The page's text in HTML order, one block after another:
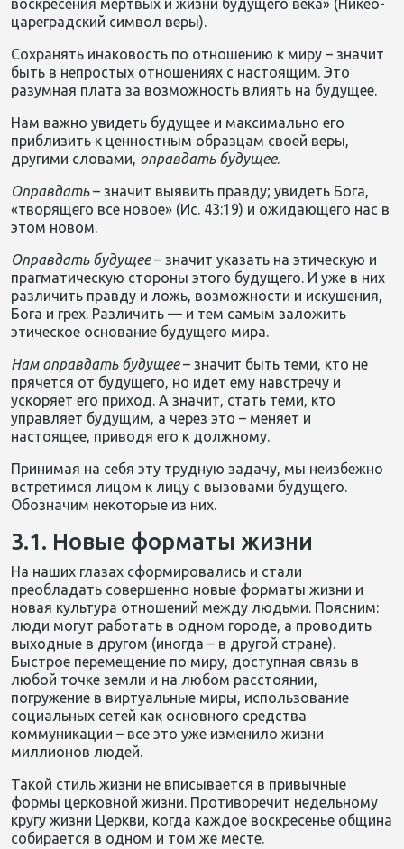
воскресения мертвых и жизни будущего века» (Никео-
цареградский символ веры).
Сохранять инаковость по отношению к миру – значит
быть в непростых отношениях с настоящим. Это
разумная плата за возможность влиять на будущее.
Нам важно увидеть будущее и максимально его
приблизить к ценностным образцам своей веры,
другими словами, оправдать будущее.
Оправдать– значит выявить правду; увидеть Бога,
«творящего все новое» (Ис. 43:19) и ожидающего нас в
этом новом.
Оправдать будущее– значит указать на этическую и
прагматическую стороны этого будущего. И уже в них
различить правду и ложь, возможности и искушения,
Бога и грех. Различить — и тем самым заложить
этическое основание будущего мира.
Нам оправдать будущее– значит быть теми, кто не
прячется от будущего, но идет ему навстречу и
ускоряет его приход. А значит, стать теми, кто
управляет будущим, а через это – меняет и
настоящее, приводя его к должному.
Принимая на себя эту трудную задачу, мы неизбежно
встретимся лицом к лицу с вызовами будущего.
Обозначим некоторые из них.
3.1. Новые форматы жизни
На наших глазах сформировались и стали
преобладать совершенно новые форматы жизни и
новая культура отношений между людьми. Поясним:
люди могут работать в одном городе, а проводить
выходные в другом (иногда – в другой стране).
Быстрое перемещение по миру, доступная связь в
любой точке земли и на любом расстоянии,
погружение в виртуальные миры, использование
социальных сетей как основного средства
коммуникации – все это уже изменило жизни
миллионов людей.
Такой стиль жизни не вписывается в привычные
формы церковной жизни. Противоречит недельному
кругу жизни Церкви, когда каждое воскресенье община
собирается в одном и том же месте.